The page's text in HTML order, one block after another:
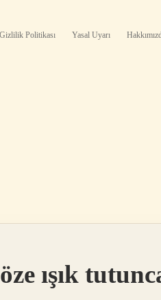
Gizlilik Politikası Yasal Uyarı
ışık